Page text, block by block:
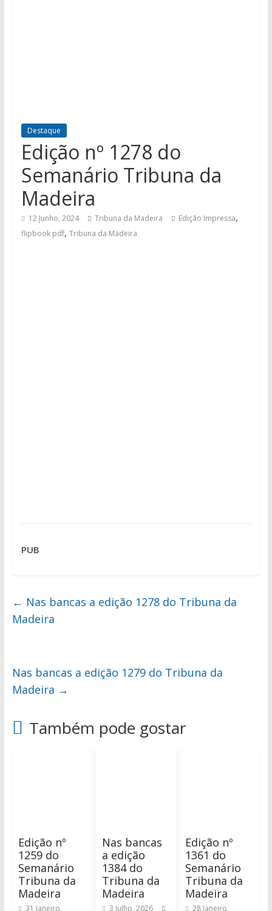
Destaque
Edição nº 1278 do
Semanário Tribuna da
Madeira
12 Junho, 2024 Tribuna da Madeira Edição Impressa,
flipbook pdf, Tribuna da Madeira
PUB
← Nas bancas a edição 1278 do Tribuna da
Madeira
Nas bancas a edição 1279 do Tribuna da
Madeira →
Também pode gostar
Edição nº
1259 do
Semanário
Tribuna da
Madeira
31 Janeiro,
Nas bancas
a edição
1384 do
Tribuna da
Madeira
3 Julho, 2026
Edição nº
1361 do
Semanário
Tribuna da
Madeira
28 Janeiro,